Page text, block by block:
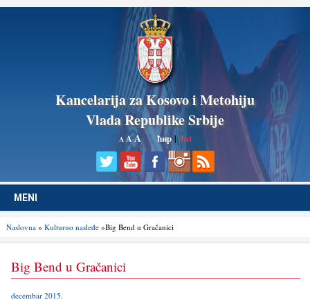
Kancelarija za Kosovo i Metohiju
Vlada Republike Srbije
A AA ћир|lat
MENI
Naslovna» Kulturno nasleđe»Big Bend u Gračanici
Big Bend u Gračanici
decembar 2015.